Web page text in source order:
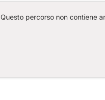
Questo percorso non contiene